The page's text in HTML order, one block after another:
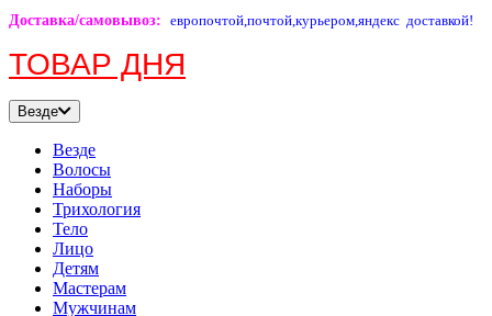
Доставка/самовывоз: европочтой,почтой,курьером,яндекс доставкой!
ТОВАР ДНЯ
Везде
Везде
Волосы
Наборы
Трихология
Тело
Лицо
Детям
Мастерам
Мужчинам